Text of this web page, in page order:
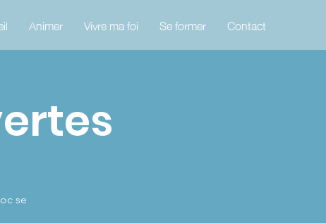
Animer Vivre ma foi Se former Contact
se